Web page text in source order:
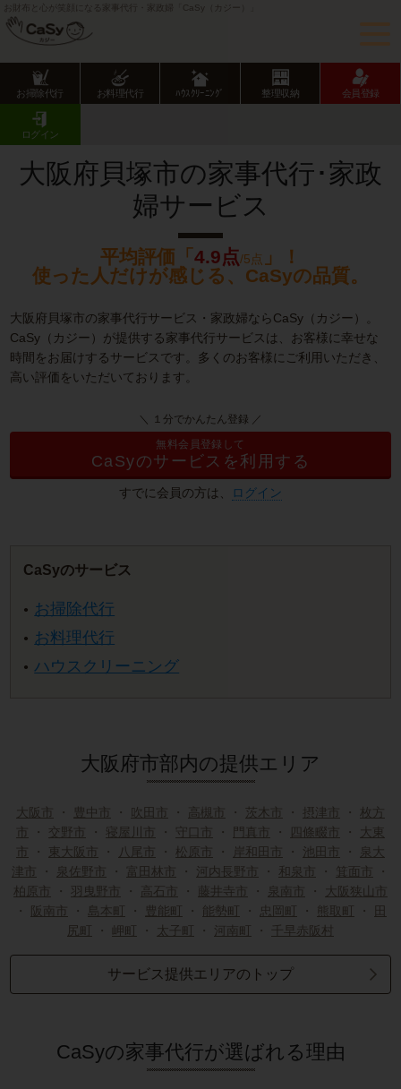
お財布と心が笑顔になる家事代行・家政婦「CaSy（カジー）」
お掃除代行 お料理代行 ﾊｳｽｸﾘｰﾆﾝｸﾞ 整理収納 会員登録
ログイン
CaSy TOP
貝塚市の家事代行･家政婦サービス
大阪府貝塚市の家事代行･家政
婦サービス
平均評価「 4.9点/5点
」！
使った人だけが感じる、CaSyの品質。
大阪府貝塚市の家事代行サービス・家政婦ならCaSy（カジー）。
CaSy（カジー）が提供する家事代行サービスは、お客様に幸せな
時間をお届けするサービスです。多くのお客様にご利用いただき、
高い評価をいただいております。
＼ １分でかんたん登録 ／
無料会員登録して
CaSyのサービスを利用する
すでに会員の方は、 ログイン
CaSyのサービス
お掃除代行
お料理代行
ハウスクリーニング
大阪府市部内の提供エリア
大阪市 ・ 豊中市 ・ 吹田市 ・ 高槻市 ・ 茨木市 ・ 摂津市 ・ 枚方
市
・ 交野市 ・ 寝屋川市 ・ 守口市 ・ 門真市 ・ 四條畷市 ・
大東
市
・ 東大阪市 ・ 八尾市 ・ 松原市 ・ 岸和田市 ・ 池田市 ・
泉大
津市
・ 泉佐野市 ・ 富田林市 ・ 河内長野市 ・ 和泉市 ・ 箕面市
・
柏原市
・ 羽曳野市 ・ 高石市 ・ 藤井寺市 ・ 泉南市 ・
大阪狭山市
・
阪南市 ・ 島本町 ・ 豊能町 ・ 能勢町 ・ 忠岡町 ・ 熊取町 ・
田
尻町 ・ 岬町 ・ 太子町 ・ 河南町 ・ 千早赤阪村
サービス提供エリアのトップ
CaSyの家事代行が選ばれる理由